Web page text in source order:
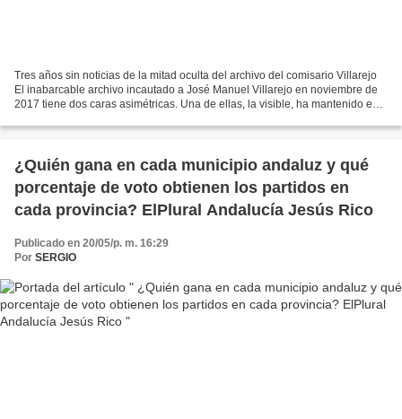
Tres años sin noticias de la mitad oculta del archivo del comisario Villarejo
El inabarcable archivo incautado a José Manuel Villarejo en noviembre de
2017 tiene dos caras asimétricas. Una de ellas, la visible, ha mantenido en
¿Quién gana en cada municipio andaluz y qué
porcentaje de voto obtienen los partidos en
cada provincia? ElPlural Andalucía Jesús Rico
Publicado en 20/05/p. m. 16:29
Por SERGIO